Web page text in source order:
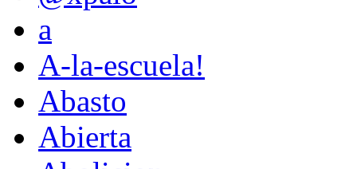
a
A-la-escuela!
Abasto
Abierta